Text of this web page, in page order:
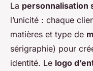
La personnalisation
l’unicité : chaque
matières et type de
sérigraphie) pour
identité. Le logo